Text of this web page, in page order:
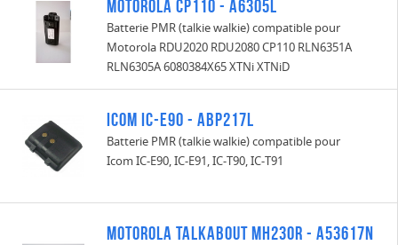
Motorola CP110 - A6305L
Batterie PMR (talkie walkie) compatible pour
Motorola RDU2020 RDU2080 CP110 RLN6351A
RLN6305A 6080384X65 XTNi XTNiD
Icom IC-E90 - ABP217L
Batterie PMR (talkie walkie) compatible pour
Icom IC-E90, IC-E91, IC-T90, IC-T91
Motorola Talkabout MH230R - A53617N